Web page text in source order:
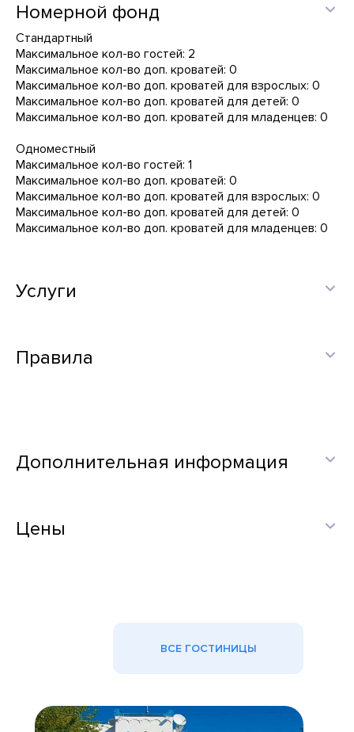
Номерной фонд
Стандартный
Максимальное кол-во гостей: 2
Максимальное кол-во доп. кроватей: 0
Максимальное кол-во доп. кроватей для взрослых: 0
Максимальное кол-во доп. кроватей для детей: 0
Максимальное кол-во доп. кроватей для младенцев: 0
Одноместный
Максимальное кол-во гостей: 1
Максимальное кол-во доп. кроватей: 0
Максимальное кол-во доп. кроватей для взрослых: 0
Максимальное кол-во доп. кроватей для детей: 0
Максимальное кол-во доп. кроватей для младенцев: 0
Услуги
Правила
Дополнительная информация
Цены
ВСЕ ГОСТИНИЦЫ